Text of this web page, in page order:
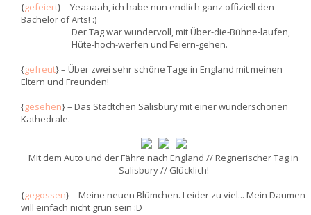
{gefeiert} – Yeaaaah, ich habe nun endlich ganz offiziell den
Bachelor of Arts! :)
Der Tag war wundervoll, mit Über-die-Bühne-laufen,
Hüte-hoch-werfen und Feiern-gehen.
{gefreut} – Über zwei sehr schöne Tage in England mit meinen
Eltern und Freunden!
{gesehen} – Das Städtchen Salisbury mit einer wunderschönen
Kathedrale.
Mit dem Auto und der Fähre nach England // Regnerischer Tag in
Salisbury // Glücklich!
{gegossen} – Meine neuen Blümchen. Leider zu viel... Mein Daumen
will einfach nicht grün sein :D